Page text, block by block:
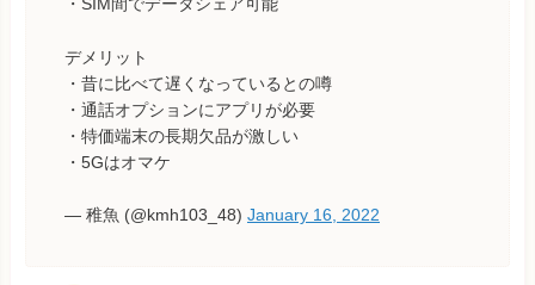
デメリット
・昔に比べて遅くなっているとの噂
・通話オプションにアプリが必要
・特価端末の長期欠品が激しい
・5Gはオマケ
— 稚魚 (@kmh103_48) January 16, 2022